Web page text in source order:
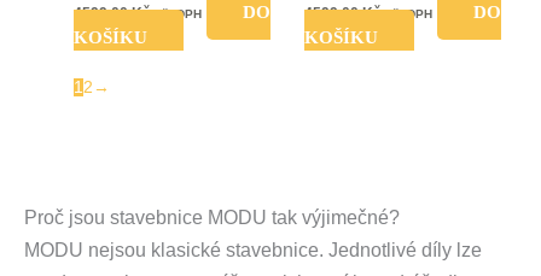
4599,00Kč vč. DPH
DO
KOŠÍKU
4599,00Kč vč. DPH
DO
KOŠÍKU
12 →
Proč jsou stavebnice MODU tak výjimečné?
MODU nejsou klasické stavebnice. Jednotlivé díly lze